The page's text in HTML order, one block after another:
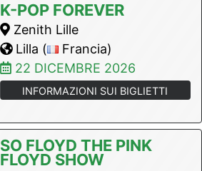
K-POP FOREVER
Zenith Lille
Lilla (
Francia)
22 DICEMBRE 2026
INFORMAZIONI SUI BIGLIETTI
SO FLOYD THE PINK
FLOYD SHOW